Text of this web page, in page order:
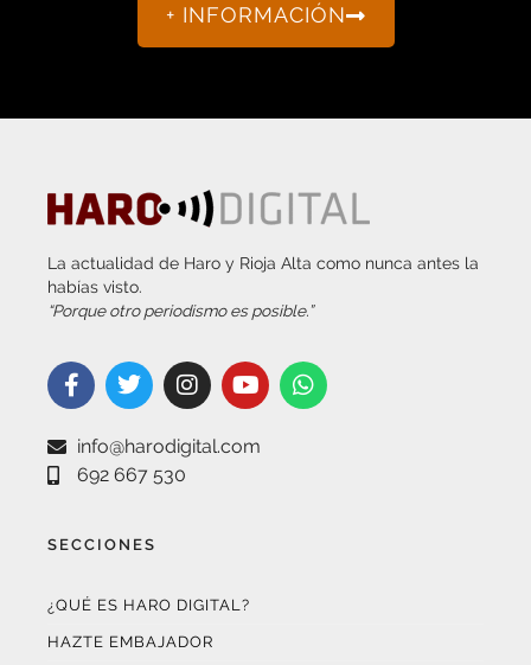
+ INFORMACIÓN
La actualidad de Haro y Rioja Alta como nunca antes la
habías visto.
“Porque otro periodismo es posible.”
info@harodigital.com
692 667 530
SECCIONES
¿QUÉ ES HARO DIGITAL?
HAZTE EMBAJADOR